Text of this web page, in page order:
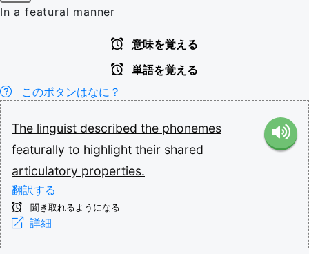
In a featural manner
意味を覚える
単語を覚える
このボタンはなに？
The linguist described the phonemes
featurally to highlight their shared
articulatory properties.
翻訳する
聞き取れるようになる
詳細